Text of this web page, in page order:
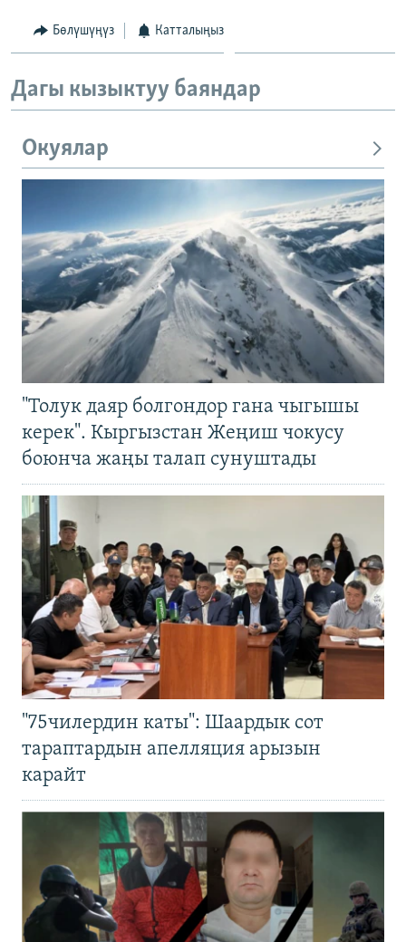
Бөлүшүңүз Катталыңыз
Дагы кызыктуу баяндар
Окуялар
"Толук даяр болгондор гана чыгышы
керек". Кыргызстан Жеңиш чокусу
боюнча жаңы талап сунуштады
"75чилердин каты": Шаардык сот
тараптардын апелляция арызын
карайт